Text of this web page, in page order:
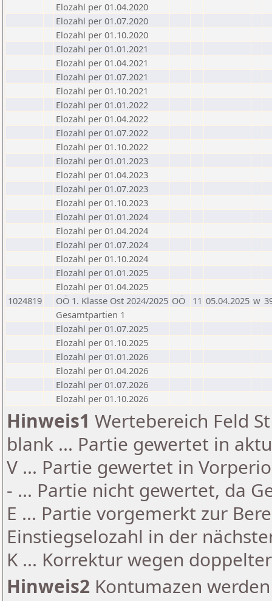
Elozahl per 01.04.2020
Elozahl per 01.07.2020
Elozahl per 01.10.2020
Elozahl per 01.01.2021
Elozahl per 01.04.2021
Elozahl per 01.07.2021
Elozahl per 01.10.2021
Elozahl per 01.01.2022
Elozahl per 01.04.2022
Elozahl per 01.07.2022
Elozahl per 01.10.2022
Elozahl per 01.01.2023
Elozahl per 01.04.2023
Elozahl per 01.07.2023
Elozahl per 01.10.2023
Elozahl per 01.01.2024
Elozahl per 01.04.2024
Elozahl per 01.07.2024
Elozahl per 01.10.2024
Elozahl per 01.01.2025
Elozahl per 01.04.2025
1024819
OÖ 1. Klasse Ost 2024/2025 OÖ 11 05.04.2025 w
Gesamtpartien 1
Elozahl per 01.07.2025
Elozahl per 01.10.2025
Elozahl per 01.01.2026
Elozahl per 01.04.2026
Elozahl per 01.07.2026
Elozahl per 01.10.2026
Hinweis1 Wertebereich Feld
blank ... Partie gewertet in
V ... Partie gewertet in
- ... Partie nicht gewertet, da
E ... Partie vorgemerkt zur
Einstiegselozahl in der
K ... Korrektur wegen
Hinweis2 Kontumazen